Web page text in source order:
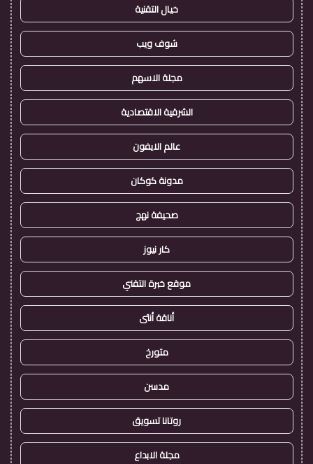
خيال التقنية
شوف ويب
مجلة الاسهم
الشرقية الاقتصادية
عالم الايفون
مدونة كوكان
صحيفة نهج
كار نيوز
موقع خبرة التقني
أناقة أنثى
متورخ
مدسن
روتانا تسويق
مجلة الابداع